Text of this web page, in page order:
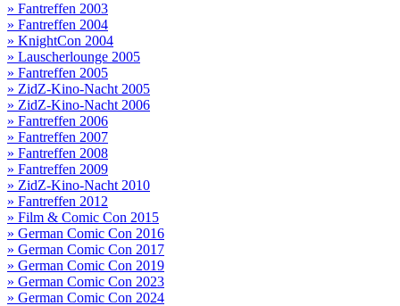
» Fantreffen 2003
» Fantreffen 2004
» KnightCon 2004
» Lauscherlounge 2005
» Fantreffen 2005
» ZidZ-Kino-Nacht 2005
» ZidZ-Kino-Nacht 2006
» Fantreffen 2006
» Fantreffen 2007
» Fantreffen 2008
» Fantreffen 2009
» ZidZ-Kino-Nacht 2010
» Fantreffen 2012
» Film & Comic Con 2015
» German Comic Con 2016
» German Comic Con 2017
» German Comic Con 2019
» German Comic Con 2023
» German Comic Con 2024